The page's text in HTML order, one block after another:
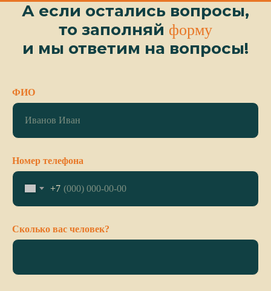
А если остались вопросы,
то заполняй форму
и мы ответим на вопросы!
ФИО
Номер телефона
+7
Сколько вас человек?